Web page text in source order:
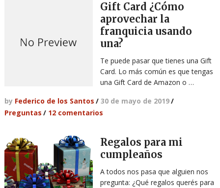
Gift Card ¿Cómo
aprovechar la
franquicia usando
una?
Te puede pasar que tienes una Gift
Card. Lo más común es que tengas
una Gift Card de Amazon o …
by Federico de los Santos / 30 de mayo de 2019/
Preguntas / 12 comentarios
Regalos para mi
cumpleaños
A todos nos pasa que alguien nos
pregunta: ¿Qué regalos querés para